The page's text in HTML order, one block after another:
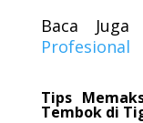
Baca
Profesional
Tips
Tembok di